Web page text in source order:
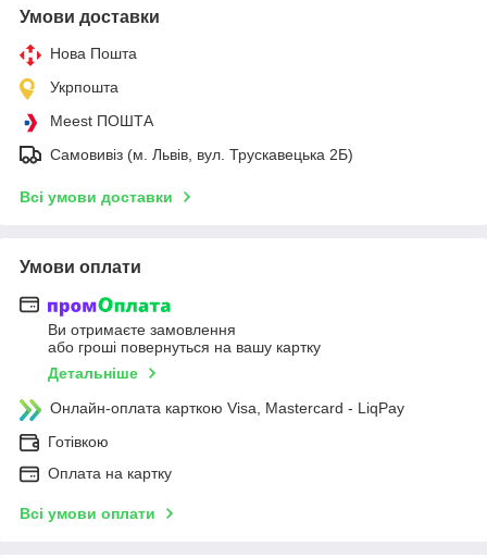
Умови доставки
Нова Пошта
Укрпошта
Meest ПОШТА
Самовивіз (м. Львів, вул. Трускавецька 2Б)
Всі умови доставки
Умови оплати
Ви отримаєте замовлення
або гроші повернуться на вашу картку
Детальніше
Онлайн-оплата карткою Visa, Mastercard - LiqPay
Готівкою
Оплата на картку
Всі умови оплати